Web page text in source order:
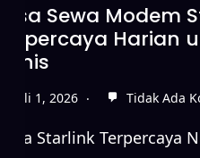
Sewa Starlink
Koneksi
internet cepat,